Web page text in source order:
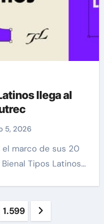
llega al
5, 2026
Tipos Latinos…
1.599